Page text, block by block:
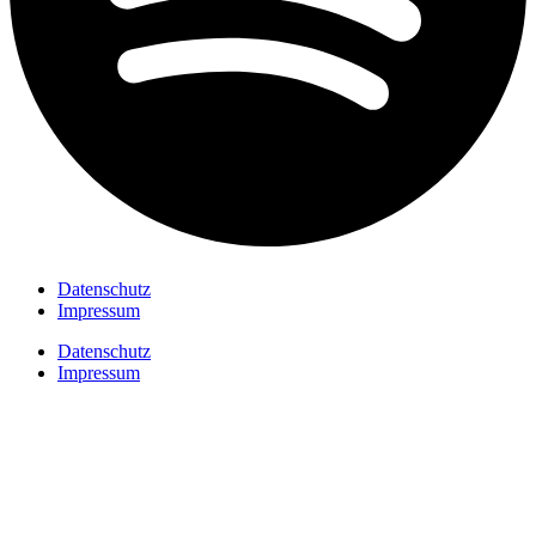
Datenschutz
Impressum
Datenschutz
Impressum